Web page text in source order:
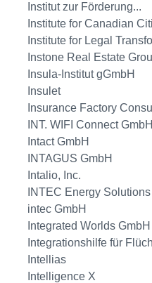
Institut zur Förderung...
Institute for Canadian
Institute for Legal
Instone Real Estate
Insula-Institut gGmbH
Insulet
Insurance Factory
INT. WIFI Connect GmbH
Intact GmbH
INTAGUS GmbH
Intalio, Inc.
INTEC Energy Solutions
intec GmbH
Integrated Worlds GmbH
Integrationshilfe für
Intellias
Intelligence X